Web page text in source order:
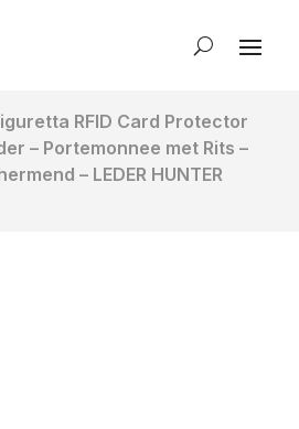
RFID Card Protector
– Portemonnee met Rits –
– LEDER HUNTER